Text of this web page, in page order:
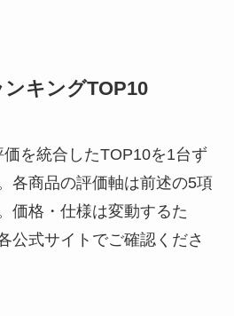
キングTOP10
を統合したTOP10を1台ず
各商品の評価軸は前述の5項
価格・仕様は変動するた
公式サイトでご確認くださ